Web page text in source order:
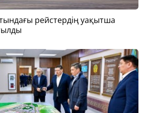
рейстердің уақытша